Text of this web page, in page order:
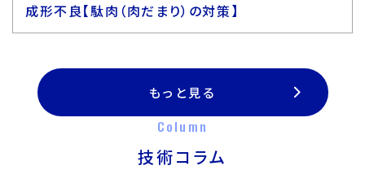
成形不良【駄肉（肉だまり）の対策】
もっと見る
Column
技術コラム